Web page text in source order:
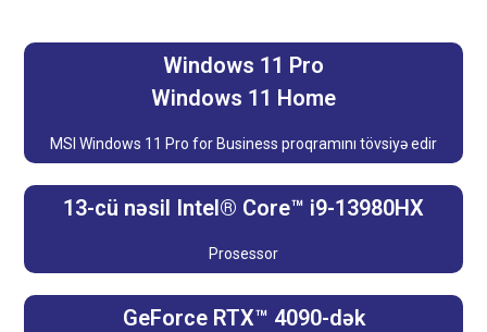
Windows 11 Pro
Windows 11 Home
MSI Windows 11 Pro for Business proqramını tövsiyə edir
13-cü nəsil Intel® Core™ i9-13980HX
Prosessor
GeForce RTX™ 4090-dək